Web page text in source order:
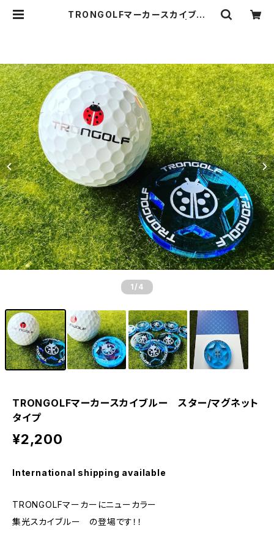
TRONGOLFマーカースカイブル
1 /4
TRONGOLFマーカースカイブルー スター/マグネット
タイプ
¥2,200
International shipping available
TRONGOLFマーカーにニューカラー
集光スカイブルー の登場です！！